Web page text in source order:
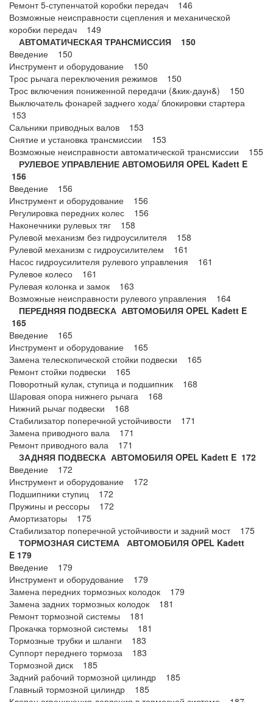
Ремонт 5-ступенчатой коробки передач 146
Возможные неисправности сцепления и механической
коробки передач 149
АВТОМАТИЧЕСКАЯ ТРАНСМИССИЯ 150
Введение 150
Инструмент и оборудование 150
Трос рычага переключения режимов 150
Трос включения пониженной передачи (&кик-даун&) 150
Выключатель фонарей заднего хода/ блокировки стартера
153
Сальники приводных валов 153
Снятие и установка трансмиссии 153
Возможные неисправности автоматической трансмиссии 155
РУЛЕВОЕ УПРАВЛЕНИЕ АВТОМОБИЛЯ OPEL Kadett E
156
Введение 156
Инструмент и оборудование 156
Регулировка передних колес 156
Наконечники рулевых тяг 158
Рулевой механизм без гидроусилителя 158
Рулевой механизм с гидроусилителем 161
Насос гидроусилителя рулевого управления 161
Рулевое колесо 161
Рулевая колонка и замок 163
Возможные неисправности рулевого управления 164
ПЕРЕДНЯЯ ПОДВЕСКА АВТОМОБИЛЯ OPEL Kadett E
165
Введение 165
Инструмент и оборудование 165
Замена телескопической стойки подвески 165
Ремонт стойки подвески 165
Поворотный кулак, ступица и подшипник 168
Шаровая опора нижнего рычага 168
Нижний рычаг подвески 168
Стабилизатор поперечной устойчивости 171
Замена приводного вала 171
Ремонт приводного вала 171
ЗАДНЯЯ ПОДВЕСКА АВТОМОБИЛЯ OPEL Kadett E 172
Введение 172
Инструмент и оборудование 172
Подшипники ступиц 172
Пружины и рессоры 172
Амортизаторы 175
Стабилизатор поперечной устойчивости и задний мост 175
ТОРМОЗНАЯ СИСТЕМА АВТОМОБИЛЯ OPEL Kadett
E 179
Введение 179
Инструмент и оборудование 179
Замена передних тормозных колодок 179
Замена задних тормозных колодок 181
Ремонт тормозной системы 181
Прокачка тормозной системы 181
Тормозные трубки и шланги 183
Суппорт переднего тормоза 183
Тормозной диск 185
Задний рабочий тормозной цилиндр 185
Главный тормозной цилиндр 185